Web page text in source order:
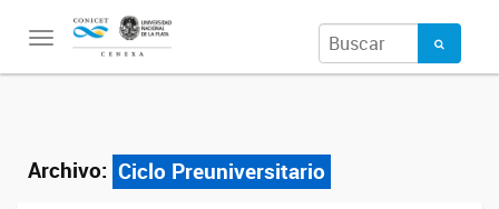
Toggle
Archivo: Ciclo Preuniversitario